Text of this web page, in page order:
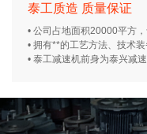
泰工质造 质量保证
• 公司占地面积20000平方
• 拥有**的工艺方法、技术
• 泰工减速机前身为泰兴减